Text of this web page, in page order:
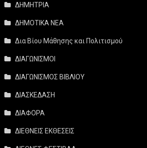
ΔΗΜΗΤΡΙΑ
ΔΗΜΟΤΙΚΑ ΝΕΑ
Δια Βίου Μάθησης και Πολιτισμού
ΔΙΑΓΩΝΙΣΜΟΙ
ΔΙΑΓΩΝΙΣΜΟΣ ΒΙΒΛΙΟΥ
ΔΙΑΣΚΕΔΑΣΗ
ΔΙΑΦΟΡΑ
ΔΙΕΘΝΕΙΣ ΕΚΘΕΣΕΙΣ